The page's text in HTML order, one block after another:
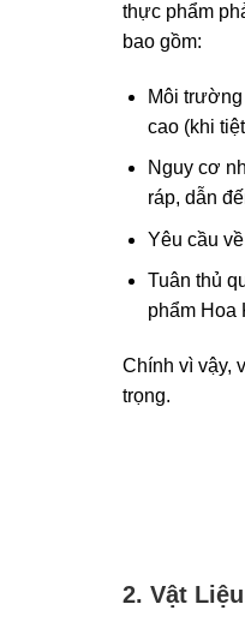
thực phẩm
bao gồm:
Môi
cao (khi
Nguy cơ
ráp, dẫn
Yêu cầu
Tuân thủ
phẩm Hoa
Chính vì vậy,
trọng.
2. Vật